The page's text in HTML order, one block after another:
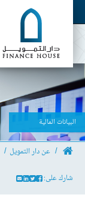
البيانات المالية
عن دار التمويل
شارك على: